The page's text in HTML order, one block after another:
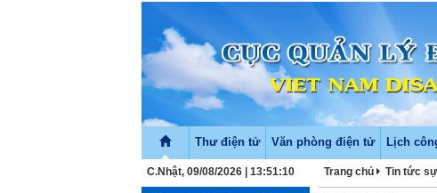
Thư điện tử Văn phòng điện tử Lịch
C.Nhật, 09/08/2026 | 13:51:10 Trang chủ Tin tức